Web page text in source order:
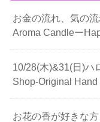
お金の流れ、気の
Aroma Candleー
10/28(木)&31(日)ハ
Shop-Original Hand
お花の香が好きな